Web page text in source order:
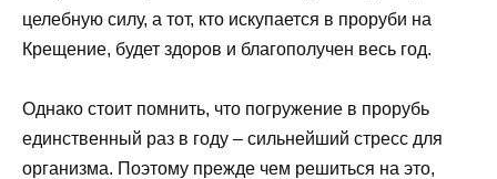
целебную силу, а тот, кто искупается в проруби на
Крещение, будет здоров и благополучен весь год.
Однако стоит помнить, что погружение в прорубь
единственный раз в году – сильнейший стресс для
организма. Поэтому прежде чем решиться на это,